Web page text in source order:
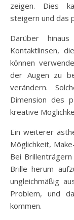
zeigen. Dies
steigern und das
Darüber
Kontaktlinsen,
können
der Augen zu
verändern.
Dimension des
kreative
Ein weiterer
Möglichkeit,
Bei
Brille herum
ungleichmäßig
Problem, und
kommen.